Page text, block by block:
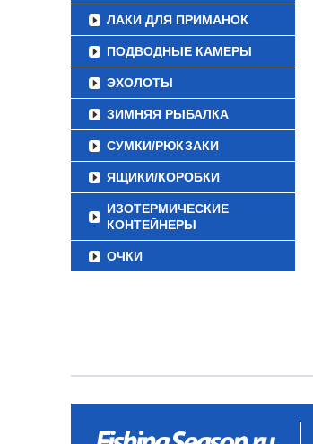
ЛАКИ ДЛЯ ПРИМАНОК
ПОДВОДНЫЕ КАМЕРЫ
ЭХОЛОТЫ
ЗИМНЯЯ РЫБАЛКА
СУМКИ/РЮКЗАКИ
ЯЩИКИ/КОРОБКИ
ИЗОТЕРМИЧЕСКИЕ
КОНТЕЙНЕРЫ
ОЧКИ